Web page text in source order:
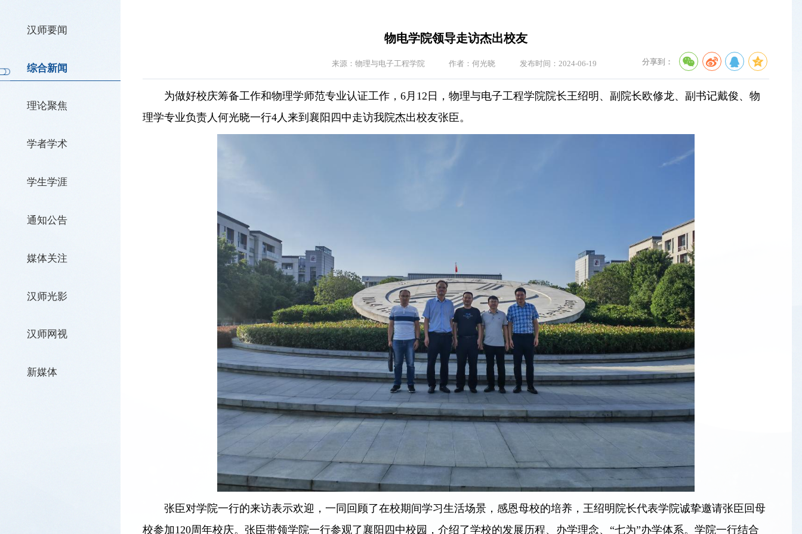
汉师要闻
综合新闻
理论聚焦
学者学术
学生学涯
通知公告
媒体关注
汉师光影
汉师网视
新媒体
物电学院领导走访杰出校友
来源：物理与电子工程学院 作者：何光晓 发布时间：2024-06-19 分享到：
为做好校庆筹备工作和物理学师范专业认证工作，6月12日，物理与电子工程学院院长王绍明、副院长欧修龙、副书记戴俊、物
理学专业负责人何光晓一行4人来到襄阳四中走访我院杰出校友张臣。
张臣对学院一行的来访表示欢迎，一同回顾了在校期间学习生活场景，感恩母校的培养，王绍明院长代表学院诚挚邀请张臣回母
校参加120周年校庆。张臣带领学院一行参观了襄阳四中校园，介绍了学校的发展历程、办学理念、“七为”办学体系。学院一行结合